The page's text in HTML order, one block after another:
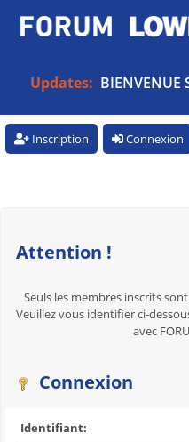
Updates: BIENVENUE
Inscription Connexion
Attention !
Seuls les membres inscrits
Veuillez vous identifier ci-
avec
Connexion
Identifiant: